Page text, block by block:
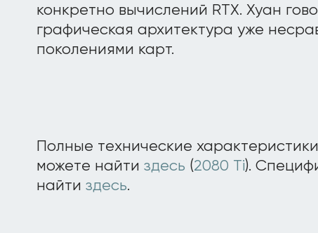
конкретно вычислений RTX. Хуан
графическая архитектура уже
поколениями карт.
Полные технические
можете найти здесь (2080 Ti).
найти здесь.